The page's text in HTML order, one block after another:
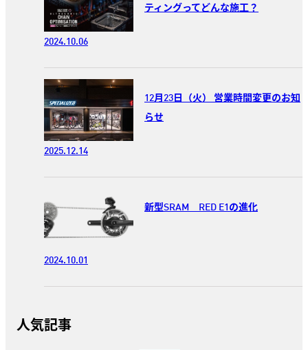
ティングってどんな施工？
2024.10.06
12月23日（火） 営業時間変更のお知
らせ
2025.12.14
新型SRAM RED E1の進化
2024.10.01
人気記事